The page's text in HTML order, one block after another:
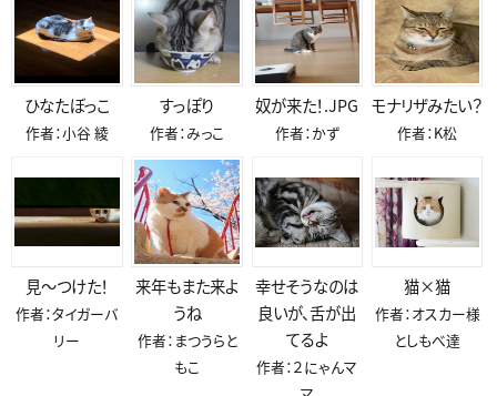
ひなたぼっこ
作者：小谷 綾
すっぽり
作者：みっこ
奴が来た！.JPG
作者：かず
モナリザみたい？
作者：K松
見～つけた！
作者：タイガーバ
リー
来年もまた来よ
うね
作者：まつうらと
もこ
幸せそうなのは
良いが、舌が出
てるよ
作者：２にゃんマ
猫×猫
作者：オスカー様
としもべ達